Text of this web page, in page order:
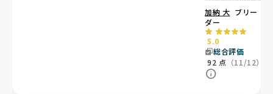
加納 大 ブリー
ダー
5.0
総合評価
92 点 （11/12）